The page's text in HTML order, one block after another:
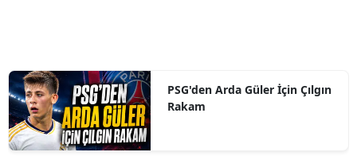
PSG'den Arda Güler İçin Çılgın
Rakam